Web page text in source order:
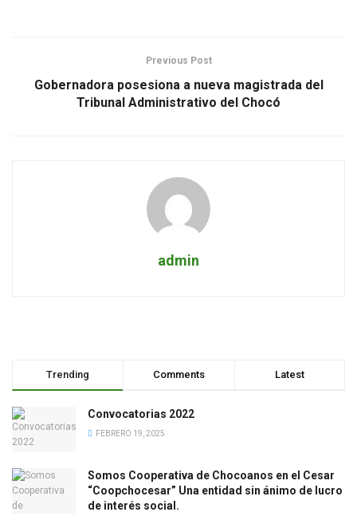
Previous Post
Gobernadora posesiona a nueva magistrada del
Tribunal Administrativo del Chocó
admin
Trending Comments Latest
Convocatorias 2022
FEBRERO 19, 2025
Somos Cooperativa de Chocoanos en el Cesar
“Coopchocesar” Una entidad sin ánimo de lucro
de interés social.